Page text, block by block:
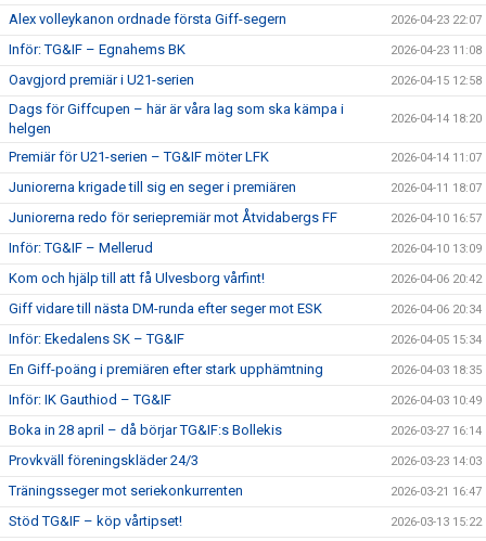
Alex volleykanon ordnade första Giff-segern 2026-04-23 22:07
Inför: TG&IF – Egnahems BK 2026-04-23 11:08
Oavgjord premiär i U21-serien 2026-04-15 12:58
Dags för Giffcupen – här är våra lag som ska kämpa i
helgen
2026-04-14 18:20
Premiär för U21-serien – TG&IF möter LFK 2026-04-14 11:07
Juniorerna krigade till sig en seger i premiären 2026-04-11 18:07
Juniorerna redo för seriepremiär mot Åtvidabergs FF 2026-04-10 16:57
Inför: TG&IF – Mellerud 2026-04-10 13:09
Kom och hjälp till att få Ulvesborg vårfint! 2026-04-06 20:42
Giff vidare till nästa DM-runda efter seger mot ESK 2026-04-06 20:34
Inför: Ekedalens SK – TG&IF 2026-04-05 15:34
En Giff-poäng i premiären efter stark upphämtning 2026-04-03 18:35
Inför: IK Gauthiod – TG&IF 2026-04-03 10:49
Boka in 28 april – då börjar TG&IF:s Bollekis 2026-03-27 16:14
Provkväll föreningskläder 24/3 2026-03-23 14:03
Träningsseger mot seriekonkurrenten 2026-03-21 16:47
Stöd TG&IF – köp vårtipset! 2026-03-13 15:22